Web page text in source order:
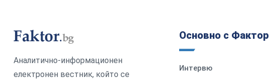
Аналитично-информационен
електронен вестник, който се
Основно с Фактор
Интервю